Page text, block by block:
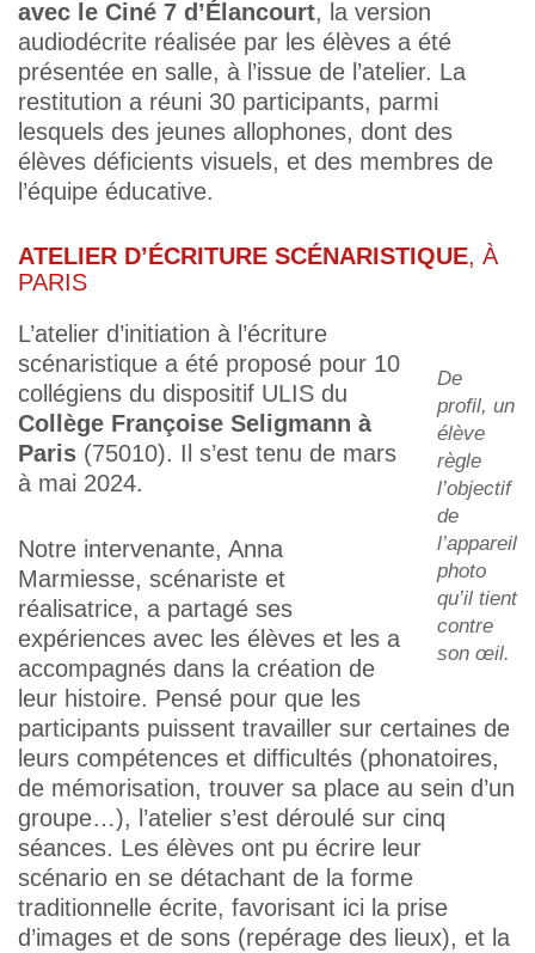
avec le Ciné 7 d’Élancourt, la version
audiodécrite réalisée par les élèves a été
présentée en salle, à l’issue de l’atelier. La
restitution a réuni 30 participants, parmi
lesquels des jeunes allophones, dont des
élèves déficients visuels, et des membres de
l’équipe éducative.
ATELIER D’ÉCRITURE SCÉNARISTIQUE, À
PARIS
De
profil, un
élève
règle
l’objectif
de
l’appareil
photo
qu’il tient
contre
son œil.
L’atelier d’initiation à l’écriture
scénaristique a été proposé pour 10
collégiens du dispositif ULIS du
Collège Françoise Seligmann à
Paris (75010). Il s’est tenu de mars
à mai 2024.
Notre intervenante, Anna
Marmiesse, scénariste et
réalisatrice, a partagé ses
expériences avec les élèves et les a
accompagnés dans la création de
leur histoire. Pensé pour que les
participants puissent travailler sur certaines de
leurs compétences et difficultés (phonatoires,
de mémorisation, trouver sa place au sein d’un
groupe…), l’atelier s’est déroulé sur cinq
séances. Les élèves ont pu écrire leur
scénario en se détachant de la forme
traditionnelle écrite, favorisant ici la prise
d’images et de sons (repérage des lieux), et la